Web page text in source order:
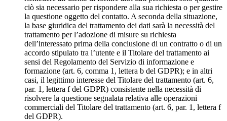
ciò sia necessario per rispondere alla sua richiesta o per gestire
la questione oggetto del contatto. A seconda della situazione,
la base giuridica del trattamento dei dati sarà la necessità del
trattamento per l’adozione di misure su richiesta
dell’interessato prima della conclusione di un contratto o di un
accordo stipulato tra l’utente e il Titolare del trattamento ai
sensi del Regolamento del Servizio di informazione e
formazione (art. 6, comma 1, lettera b del GDPR); e in altri
casi, il legittimo interesse del Titolare del trattamento (art. 6,
par. 1, lettera f del GDPR) consistente nella necessità di
risolvere la questione segnalata relativa alle operazioni
commerciali del Titolare del trattamento (art. 6, par. 1, lettera f
del GDPR).